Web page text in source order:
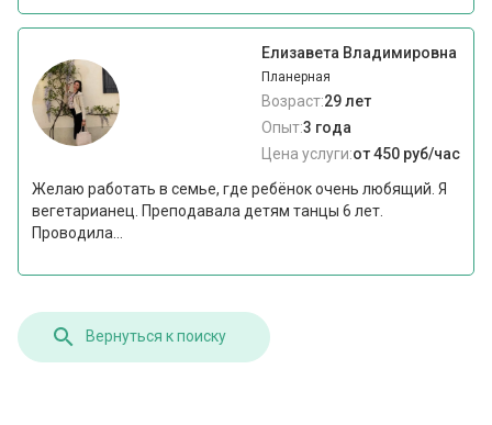
Елизавета Владимировна
Планерная
Возраст:29 лет
Опыт:3 года
Цена услуги:от 450 руб/час
Желаю работать в семье, где ребёнок очень любящий. Я
вегетарианец. Преподавала детям танцы 6 лет.
Проводила...
Вернуться к поиску